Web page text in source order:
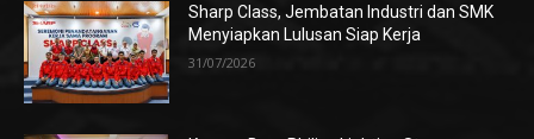
Sharp Class, Jembatan Industri dan SMK
Menyiapkan Lulusan Siap Kerja
31/07/2026